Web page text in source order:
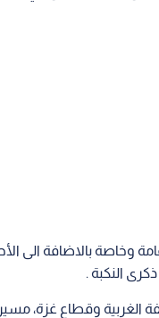
بالاضافة الى
النكبة .